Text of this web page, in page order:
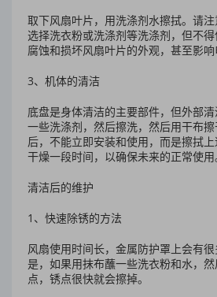
取下风扇叶片，用洗涤剂水擦拭。请
选择洗衣粉或洗涤剂等洗涤剂，但不
腐蚀和损坏风扇叶片的外观，甚至影响
3、机体的清洁
底盘是身体清洁的主要部件，但外部
一些洗涤剂，然后擦洗，然后用干布
后，不能立即安装和使用，而是擦拭
干燥一段时间，以确保未来的正常使用
清洁后的维护
1 、快速除锈的方法
风扇使用时间长，金属防护罩上会有
是，如果用抹布蘸一些洗衣粉和水，
点，锈点很快就会擦掉。